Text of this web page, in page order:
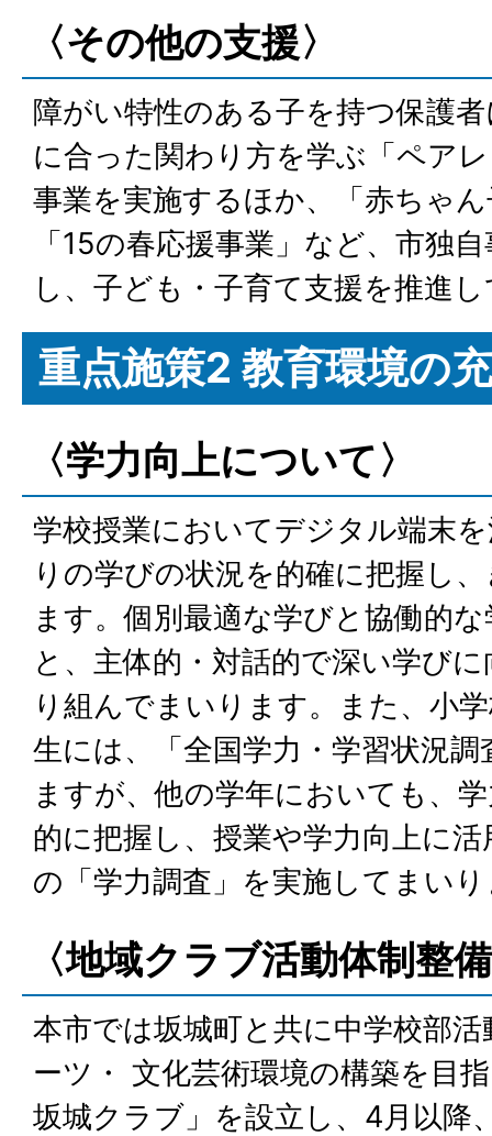
〈その他の支援〉
障がい特性のある子を持つ保護
に合った関わり方を学ぶ「ペア
事業を実施するほか、「赤ちゃ
「15の春応援事業」など、市独
し、子ども・子育て支援を推進
重点施策2 教育環境の
〈学力向上について〉
学校授業においてデジタル端末
りの学びの状況を的確に把握し
ます。個別最適な学びと協働的
と、主体的・対話的で深い学び
り組んでまいります。また、小
生には、「全国学力・学習状況
ますが、他の学年においても、
的に把握し、授業や学力向上に
の「学力調査」を実施してまい
〈地域クラブ活動体制整
本市では坂城町と共に中学校部
ーツ・ 文化芸術環境の構築を目
坂城クラブ」を設立し、4月以降